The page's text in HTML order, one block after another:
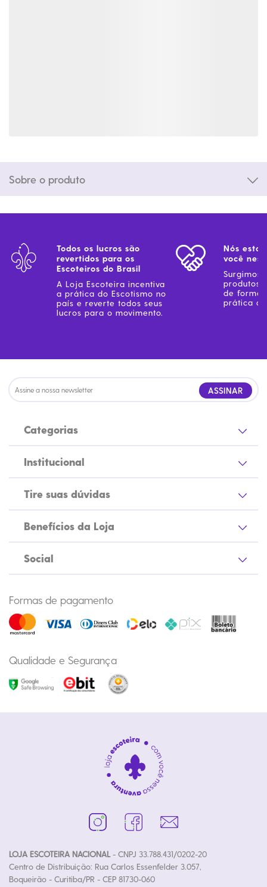
Sobre o produto
Todos os lucros são
revertidos para os
Escoteiros do Brasil
A Loja Escoteira incentiva
a prática do Escotismo no
país e reverte todos seus
lucros para o movimento.
Nós
você
Surgimos
produtos
de forma
prática
ASSINAR
Categorias
Institucional
Tire suas dúvidas
Benefícios da Loja
Social
Formas de pagamento
Qualidade e Segurança
LOJA ESCOTEIRA NACIONAL- CNPJ 33.788.431/0202-20
Centro de Distribuição: Rua Carlos Essenfelder 3.057,
Boqueirão - Curitiba/PR - CEP 81730-060